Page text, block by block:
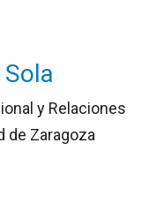
y Relaciones
de Zaragoza